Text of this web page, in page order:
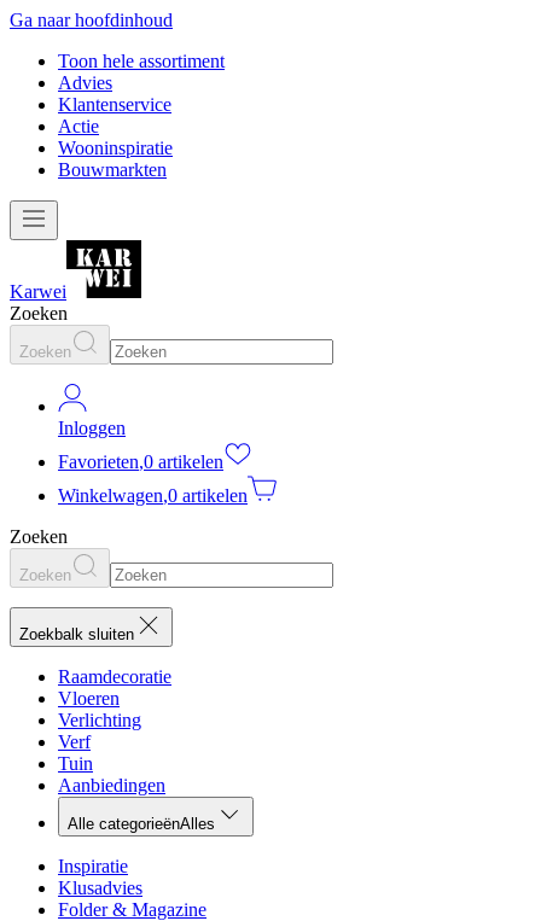
Ga naar hoofdinhoud
Toon hele assortiment
Advies
Klantenservice
Actie
Wooninspiratie
Bouwmarkten
Karwei
Zoeken
Zoeken
Inloggen
Favorieten,0 artikelen
Winkelwagen,0 artikelen
Zoeken
Zoeken
Zoekbalk sluiten
Raamdecoratie
Vloeren
Verlichting
Verf
Tuin
Aanbiedingen
Alle categorieënAlles
Inspiratie
Klusadvies
Folder & Magazine